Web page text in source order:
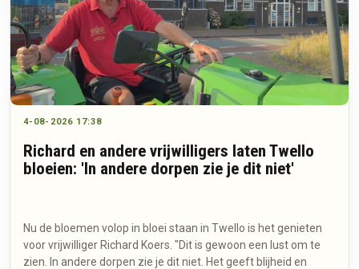
4-08-2026 17:38
Richard en andere vrijwilligers laten Twello
bloeien: 'In andere dorpen zie je dit niet'
Nu de bloemen volop in bloei staan in Twello is het genieten
voor vrijwilliger Richard Koers. "Dit is gewoon een lust om te
zien. In andere dorpen zie je dit niet. Het geeft blijheid en